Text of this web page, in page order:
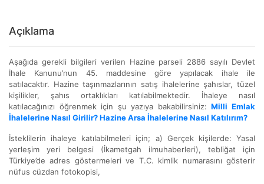
Açıklama
Aşağıda gerekli bilgileri verilen Hazine parseli 2886 sayılı Devlet
İhale Kanunu’nun 45. maddesine göre yapılacak ihale ile
satılacaktır. Hazine taşınmazlarının satış ihalelerine şahıslar, tüzel
kişilikler, şahıs ortaklıkları katılabilmektedir. İhaleye nasıl
katılacağınızı öğrenmek için şu yazıya bakabilirsiniz:Milli Emlak
İhalelerine Nasıl Girilir? Hazine Arsa İhalelerine Nasıl Katılırım?
İsteklilerin ihaleye katılabilmeleri için; a) Gerçek kişilerde: Yasal
yerleşim yeri belgesi (İkametgah ilmuhaberleri), tebliğat için
Türkiye’de adres göstermeleri ve T.C. kimlik numarasını gösterir
nüfus cüzdan fotokopisi,